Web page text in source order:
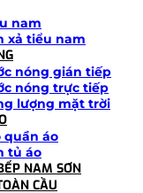
nam
xả tiểu nam
nóng gián tiếp
nóng trực tiếp
lượng mặt trời
quần áo
tủ áo
NAM SƠN
CẦU